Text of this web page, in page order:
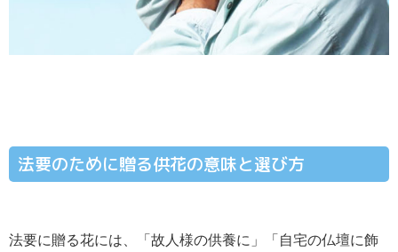
法要のために贈る供花の意味と選び方
法要に贈る花には、「故人様の供養に」「自宅の仏壇に飾